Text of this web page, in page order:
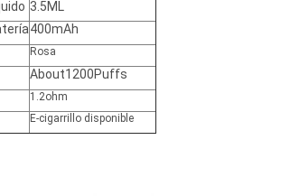
3.5ML
400mAh
Rosa
About1200Puffs
1.2ohm
E-cigarrillo disponible